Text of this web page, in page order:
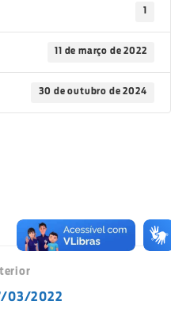
1
11 de março de 2022
30 de outubro de 2024
03/2022